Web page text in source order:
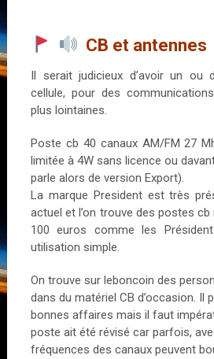
CB et antennes
Il serait judicieux d’avoir un ou
cellule, pour des
plus lointaines.
Poste cb 40 canaux AM/FM 27
limitée à 4W sans licence ou
parle alors de version Export).
La marque President est très
actuel et l’on trouve des postes
100 euros comme les
utilisation simple.
On trouve sur leboncoin des
dans du matériel CB d’occasion. Il
bonnes affaires mais il faut
poste ait été révisé car parfois,
fréquences des canaux peuvent